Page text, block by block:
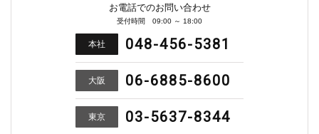
お電話でのお問い合わせ
受付時間 09:00 ～ 18:00
本社 048-456-5381
大阪 06-6885-8600
東京 03-5637-8344